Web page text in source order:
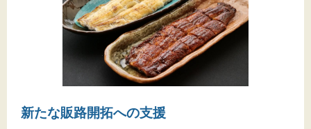
文字サイズ
標準 拡大
背景色
黒 白
新たな販路開拓への支援